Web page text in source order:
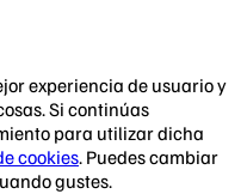
experiencia de usuario y
Si continúas
para utilizar dicha
cookies. Puedes cambiar
gustes.